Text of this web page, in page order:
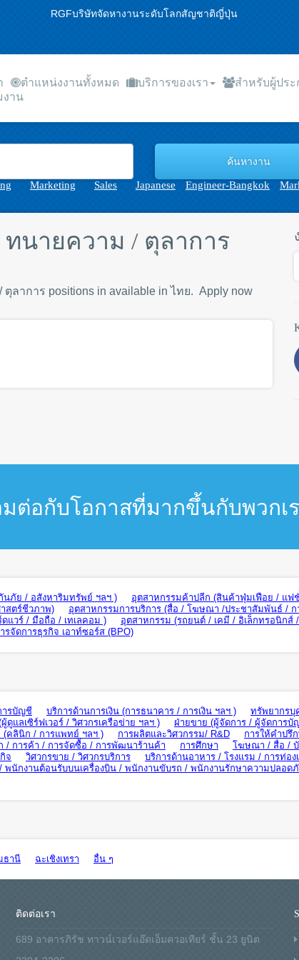
RGFบริษัทจัดหางานระดับโลกสัญชาติญี่ปุ่น
ตำแหน่งงานทั้งหมด บริการของเรา สำหรับผู้ประ
าน
Marketing Sales Japanese Engineer-Bangkok
ทนายความ / ตุลาการ
ลาการ positions in available in ไทย. Apply now
มต่อกับโอกาสที่มากขึ้นกับพวกเ
นภัย / อสังหาริมทรัพย์ ฯลฯ )
อุตสาหกรรมค้าปลีก (สินค้าฟุ่มเฟือย / แฟ
สตร์ชีวภาพ)
อุตสาหกรรมการบริการ (สื่อ / โฆษณา /ประชาสัมพันธ์ / ก
แวร์ / มือถือ / เทเลคอม )
อุตสาหกรรม (รถยนต์ / เคมี / อิเล็กทรอนิกส์
รจัดการธุรกิจ เอาท์ซอร์ส (BPO)
ารบัญชี บริการด้านการเงิน (การธนาคาร / การเงิน ฯลฯ ) ทรัพยากรบุ
ดูแลเซิร์ฟเวอร์ / วิศวกรเครือข่าย ฯลฯ )
ฝ่ายขาย (ผู้จัดการ / ผู้จัดการ
(คลินิก / การแพทย์ ฯลฯ ) การผลิตและวิศวกรรม/ R&D
การให้คำปรึ
/ การค้า / การจัดซื้อ / การพัฒนาร้านค้า การศึกษา โฆษณา / สื่อ / บั
จ วิศวกรขาย / วิศวกรบริการ
บริการด้านอาหาร / โรงแรม / การท่อ
พนักงานต้อนรับบนเครื่องบิน / พนักงานขับรถ / พนักงานรักษาความปลอด
ธานี ฉะเชิงเทรา อื่น ๆ
ติดต่อเรา
689 อาคารภิรัช ทาวน์เวอร์แอ๊ดเอ็มควอเทียร์ ชั้น 23 ยูนิต